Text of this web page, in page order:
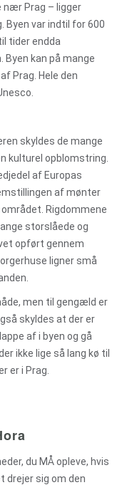
nær Prag – ligger
var indtil for 600
tider endda
kan på mange
Prag. Hele den
skyldes de mange
kulturel opblomstring.
af Europas
af mønter
Rigdommene
storslåede og
opført gennem
ligner små
men til gengæld er
skyldes at der er
af i byen og gå
ikke lige så lang kø til
er i Prag.
du MÅ opleve, hvis
drejer sig om den